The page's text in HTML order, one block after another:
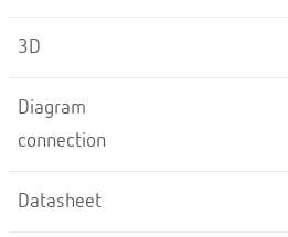
3D
Diagram
connection
Datasheet